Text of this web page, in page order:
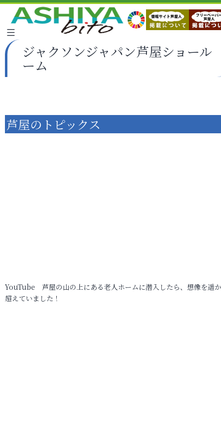
ジャクソンジャパン芦屋ショール
ーム
芦屋のトピックス
YouTube 芦屋の山の上にある老人ホームに潜入したら、想像を遥
超えていました！